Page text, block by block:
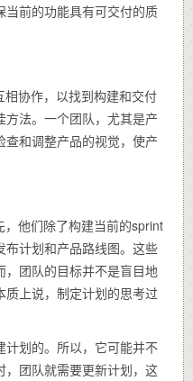
当前的功能具有可交付的质
协作，以找到构建和交付
法。一个团队，尤其是产
和调整产品的视觉，使产
他们除了构建当前的sprint
计划和产品路线图。这些
团队的目标并不是盲目地
上说，制定计划的思考过
划的。所以，它可能并不
团队就需要更新计划，这